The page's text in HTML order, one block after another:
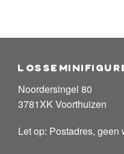
Noordersingel 80
3781XK Voorthuizen
Let op: Postadres, geen